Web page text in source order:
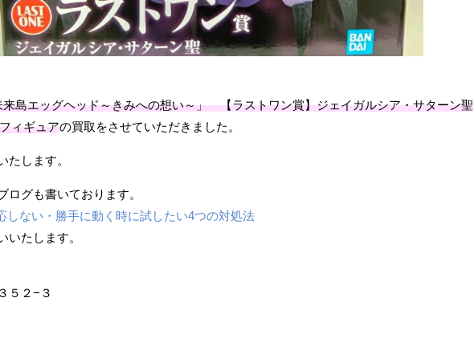
島エッグヘッド～きみへの想い～」 【ラストワン賞】ジェイガルシア・サターン聖
ィギュアの買取をさせていただきました。
たします。
ログも書いております。
しない・勝手に動く時に試したい4つの対処法
いたします。
５２−３